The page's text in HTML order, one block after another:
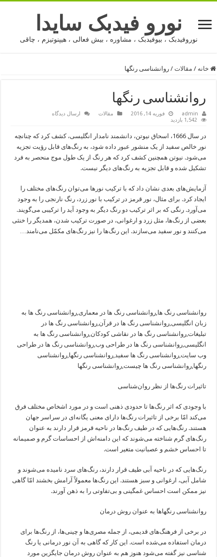
نورو فیدبک سایدا
نوروفیدبک ، بیوفیدبک ، مشاوره ، بیش فعالی ، هیپنوتیزم ، چاقی
خانه / مقالات / روانشناسی رنگها
روانشناسی رنگها
admin فوریه 14, 2016 مقالات
ارسال دیدگاه
1,542 بازدید
در سال 1666، اسحاق نیوتن، دانشمند نامدار انگلیسی، کشف کرد که چنانچه
نور خالص سفید از یک منشور عبور داده شود، به رنگ‌های قابل رؤیت تجزیه
می‌شود. نیوتن همچنین کشف کرد که هر رنگ از یک طول موج منحصر به فرد
تشکیل شده و قابل تجزیه به رنگ‌های دیگر نیست.
آزمایش‌های بعدی نشان داد که با ترکیب نورها می‌توان رنگ‌های مختلف را
ایجاد کرد. برای مثال، نور قرمز در ترکیب با نور زرد، رنگ نارنجی را به وجود
می‌آورد. رنگی که بر اثر ترکیب دو رنگ دیگر به وجود آید را ترکیبی می‌گویند.
بعضی از رنگ‌ها، مثل زرد و ارغوانی، در صورت ترکیب شدن، همدیگر را خنثی
می‌کنند و نور سفید می‌سازند. این رنگ‌ها را نیز رنگ‌های مکمّل می‌نامند…
روانشناسی رنگ ها,روانشناسی رنگ ها در معماری,روانشناسی رنگ ها به
زبان انگلیسی,روانشناسی رنگ ها در قرآن,روانشناسی رنگ ها در
تبلیغات,روانشناسی رنگ ها در نقاشی کودکان,روانشناسی رنگ ها به
انگلیسی,روانشناسی رنگ ها در طراحی وب,روانشناسی رنگ ها در طراحی
وب سایت,روانشناسی رنگ ها سفید,روانشناسی رنگها,روانشناسی
رنگها,روانشناسی رنگ ها چیست,روانشناسی رنگها
تاثیرات رنگ‌ها از نظر روان‌شناسی
با وجودی که اثر رنگ‌ها تا حدودی ذهنی است و در مورد اشخاص مختلف فرق
می‌کند امّا برخی از تاثیرات رنگ‌ها دارای معنی یگانه‌ای در سراسر جهان
هستند. رنگ‌هایی که در طیف رنگ‌ها در ناحیه قرمز قرار دارند به عنوان
رنگ‌های گرم شناخته می‌شوند که این دامنه‌اش از احساسات گرم و صمیمانه
تا احساس خشم و عصبانیت متغیر است.
رنگ‌هایی که در ناحیه آبی طیف قرار دارند، رنگ‌های سرد نامیده می‌شوند و
شامل آبی، ارغوانی و سبز هستند. این رنگ‌ها معمولاً آرامش بخشند امّا گاهی
نیز ممکن است احساس غمگینی و بی‌تفاوتی را به ذهن آورند.
روانشناسی رنگهاها به عنوان روش درمان
در برخی از فرهنگ‌های قدیمی، از جمله مصری‌ها و چینی‌ها، از رنگ‌ها برای
درمان استفاده می‌شده است. این کار که گاهی به آن نور درمانی یا رنگ
شناسی نیز گفته می‌شود هنوز هم به عنوان روش درمان جایگزین مورد